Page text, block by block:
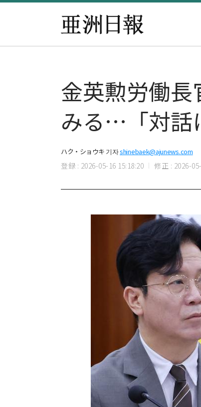
金英勲労働
みる…「対話
ハク・ショウキ 기자shinebaek@ajunews.com
登録 : 2026-05-16 15:18:20 修正 : 2026-